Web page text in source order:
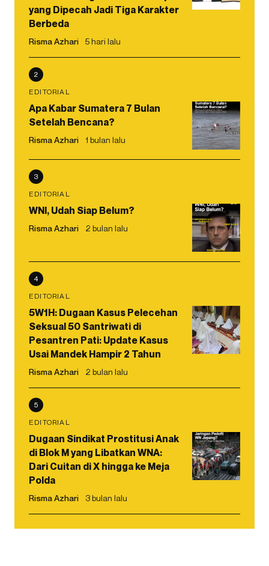
yang Dipecah Jadi Tiga Karakter
Berbeda
Risma Azhari 5 hari lalu
2
EDITORIAL
Apa Kabar Sumatera 7 Bulan
Setelah Bencana?
Risma Azhari 1 bulan lalu
3
EDITORIAL
WNI, Udah Siap Belum?
Risma Azhari 2 bulan lalu
4
EDITORIAL
5W1H: Dugaan Kasus Pelecehan
Seksual 50 Santriwati di
Pesantren Pati: Update Kasus
Usai Mandek Hampir 2 Tahun
Risma Azhari 2 bulan lalu
5
EDITORIAL
Dugaan Sindikat Prostitusi Anak
di Blok M yang Libatkan WNA:
Dari Cuitan di X hingga ke Meja
Polda
Risma Azhari 3 bulan lalu